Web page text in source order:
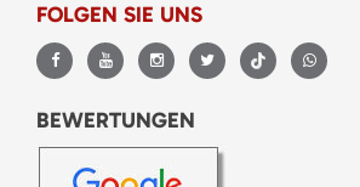
FOLGEN SIE UNS
BEWERTUNGEN